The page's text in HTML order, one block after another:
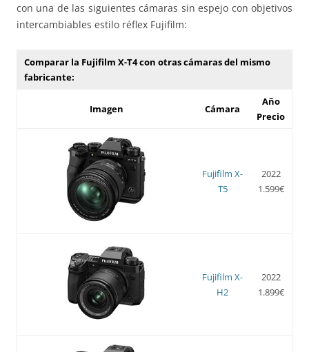
con una de las siguientes cámaras sin espejo con objetivos
intercambiables estilo réflex Fujifilm:
Comparar la Fujifilm X-T4 con otras cámaras del mismo
fabricante:
Imagen Cámara
Año
Precio
Fujifilm X-
T5
2022
1.599€
Fujifilm X-
H2
2022
1.899€